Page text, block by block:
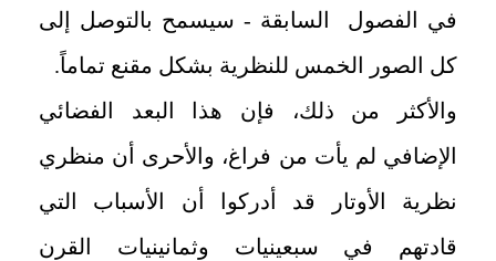
في الفصول السابقة - سيسمح بالتوصل إلى
كل الصور الخمس للنظرية بشكل مقنع تماماً.
والأكثر من ذلك، فإن هذا البعد الفضائي
الإضافي لم يأت من فراغ، والأحرى أن منظري
نظرية الأوتار قد أدركوا أن الأسباب التي
قادتهم في سبعينيات وثمانينيات القرن